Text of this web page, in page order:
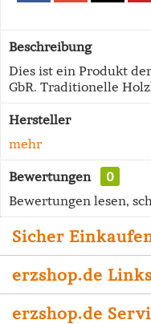
Beschreibung
Dies ist ein Produkt
GbR. Traditionelle
Hersteller
mehr
Bewertungen
0
Bewertungen lesen,
Sicher
erzshop.de
erzshop.de